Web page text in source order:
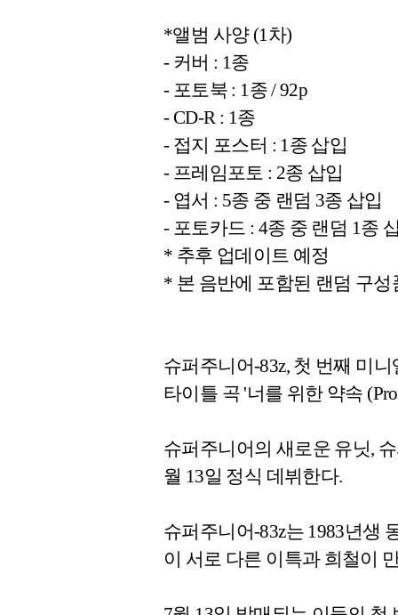
*앨범 사양 (1차)
- 커버 : 1종
- 포토북 : 1종 / 92p
- CD-R : 1종
- 접지 포스터 : 1종 삽입
- 프레임포토 : 2종 삽입
- 엽서 : 5종 중 랜덤 3종 삽입
- 포토카드 : 4종 중 랜덤 1종
* 추후 업데이트 예정
* 본 음반에 포함된 랜덤 구
슈퍼주니어-83z, 첫 번째 미
타이틀 곡 '너를 위한 약속
슈퍼주니어의 새로운 유닛,
월 13일 정식 데뷔한다.
슈퍼주니어-83z는 1983년생
이 서로 다른 이특과 희철이